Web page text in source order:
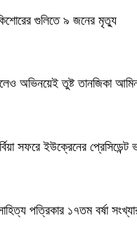
গুলিতে ৯ জনের মৃত্যু
অভিনয়েই তুষ্ট তানজিকা
সফরে ইউক্রেনের প্রেসিডেন্ট
পত্রিকার ১৭তম বর্ষা